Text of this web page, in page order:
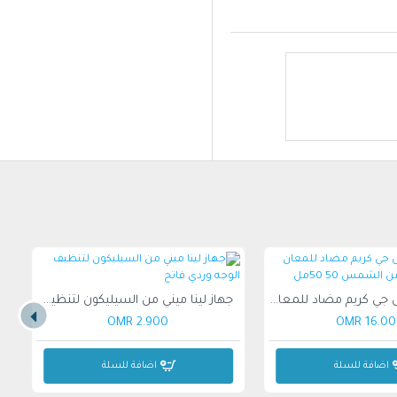
لتلك المناطق
.
كريم أنثيليوس جي كريم مضاد للمعان بعامل الحماية من الشمس 50 50مل
16.000
اضافة للسلة
جهاز لينا ميني من السيليكون لتنظيف الوجه وردي فاتح
2.900 OMR
اضافة للسلة